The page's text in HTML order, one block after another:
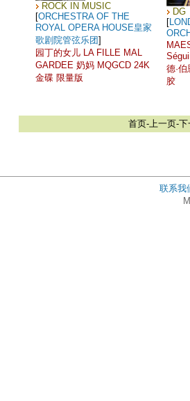
ROCK IN MUSIC
[ORCHESTRA OF THE
ROYAL OPERA HOUSE皇家
歌剧院管弦乐团]
园丁的女儿 LA FILLE MAL
GARDEE 奶妈 MQGCD 24K
金碟 限量版
DG
[
德·
胶
首页-上一页-下
联系我